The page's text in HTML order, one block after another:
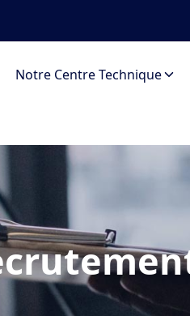
Notre Centre Technique